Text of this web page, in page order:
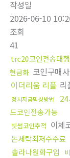
작성일
2026-06-10
조회
41
trc20코인전송대행
현금화 코인구매
이더리움 리플 리
정치자금믹싱방법
드코인전송가능
빗썸코인추적 이체
돈세탁최저수수료
솔라나원화구입